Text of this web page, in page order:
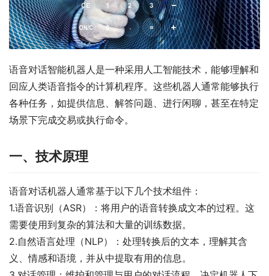
语音对话智能机器人是一种采用人工智能技术，能够理解和
回应人类语音指令的计算机程序。这些机器人通常能够执行
各种任务，如提供信息、解答问题、进行闲聊，甚至在特定
场景下完成交易或执行命令。
一、技术原理
语音对话机器人通常基于以下几个技术组件：
1.语音识别（ASR）：将用户的语音转换成文本的过程。这
需要使用到复杂的算法和大量的训练数据。
2.自然语言处理（NLP）：处理转换后的文本，理解其含
义、情感和语境，并从中提取有用的信息。